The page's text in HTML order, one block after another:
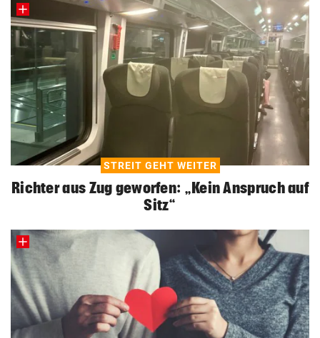
STREIT GEHT WEITER
Richter aus Zug geworfen: „Kein Anspruch auf
Sitz“